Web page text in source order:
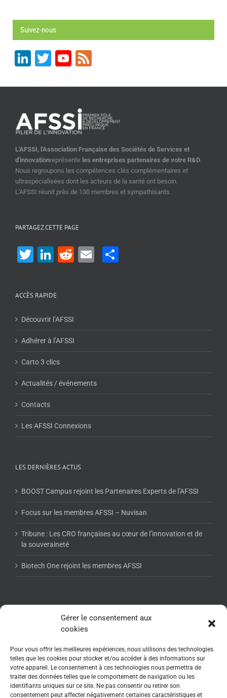
Gérer le consentement aux
cookies
Pour vous offrir les meilleures expériences, nous utilisons des technologies
telles que les cookies pour stocker et/ou accéder à des informations sur
votre appareil. Le consentement à ces technologies nous permettra de
traiter des données telles que le comportement de navigation ou les
identifiants uniques sur ce site. Ne pas consentir ou retirer son
consentement peut affecter négativement certaines caractéristiques et
Suivez-nous
LinkedIn
TwitterYouTube
L'AFSSI, l'Association Française des Sociétés de Services et
d'innovationreprésente les entreprises partenaires de votre R&D.
Nous regroupons les compétences clés complémentaires et
ultraspécialisées dont les acteurs de la santé ont besoin.
L'AFSSI réunit près de 130 membres et sympathisants.
PARTAGEZ CETTE PAGE
Twitter
LinkedIn
Reddit
Email
ACCÈS RAPIDE
Découvrir l’AFSSI
Adhérer à l’AFSSI
Carto 3 clics
Actualités / événements
Contacts
Les AFSSI Connexions
LES DERNIÈRES ACTUS
BOOST Campus rejoint les Partenaires Experts de l’AFSSI
Focus sur les membres AFSSI – Nuvisan
Tribune : Les CRO françaises au cœur de l’innovation et de
la souveraineté
Biotech One rejoint les membres AFSSI
NEWSLETTER AFSSI